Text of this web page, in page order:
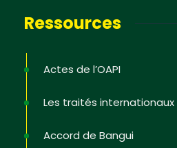
Ressources
Actes de l’OAPI
Les traités internationaux
Accord de Bangui
défendre ses droits, des
Non, merci